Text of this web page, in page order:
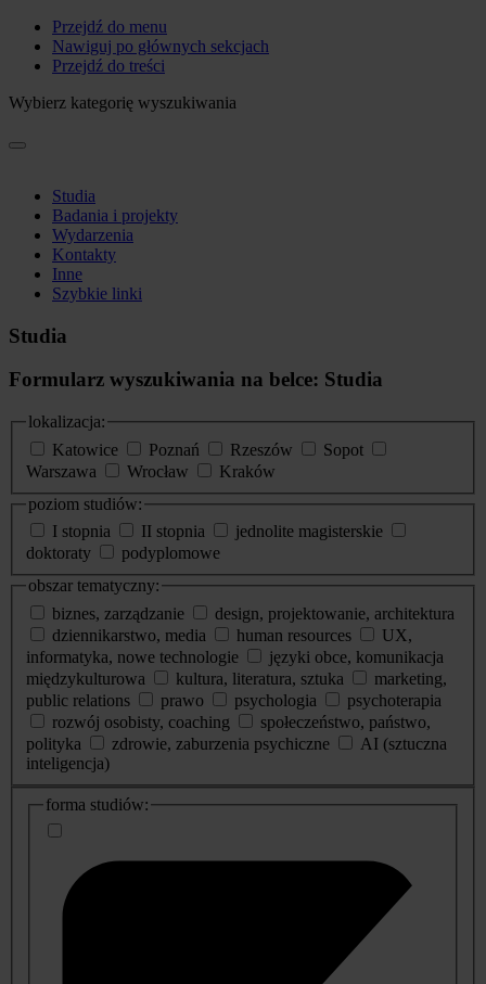
Przejdź do menu
Nawiguj po głównych sekcjach
Przejdź do treści
Wybierz kategorię wyszukiwania
Studia
Badania i projekty
Wydarzenia
Kontakty
Inne
Szybkie linki
Studia
Formularz wyszukiwania na belce: Studia
lokalizacja:
Katowice
Poznań Rzeszów
Sopot
Warszawa
Wrocław
Kraków
poziom studiów:
I stopnia
II stopnia
jednolite magisterskie
doktoraty
podyplomowe
obszar tematyczny:
biznes, zarządzanie
design, projektowanie, architektura
dziennikarstwo, media
human resources
UX,
informatyka, nowe technologie
języki obce, komunikacja
międzykulturowa
kultura, literatura, sztuka
marketing,
public relations
prawo psychologia
psychoterapia
rozwój osobisty, coaching
społeczeństwo, państwo,
polityka
zdrowie, zaburzenia psychiczne
AI (sztuczna
inteligencja)
dodatkowe
informacje
forma studiów: